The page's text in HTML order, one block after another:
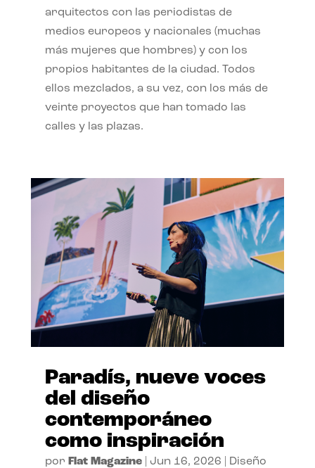
arquitectos con las periodistas de
medios europeos y nacionales (muchas
más mujeres que hombres) y con los
propios habitantes de la ciudad. Todos
ellos mezclados, a su vez, con los más de
veinte proyectos que han tomado las
calles y las plazas.
Paradís, nueve voces
del diseño
contemporáneo
como inspiración
por Flat Magazine| Jun 16, 2026 Diseño